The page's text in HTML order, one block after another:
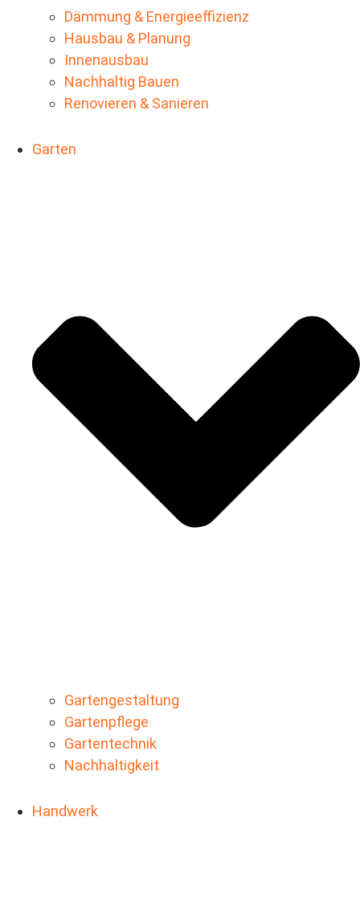
Dämmung & Energieeffizienz
Hausbau & Planung
Innenausbau
Nachhaltig Bauen
Renovieren & Sanieren
Garten
Gartengestaltung
Gartenpflege
Gartentechnik
Nachhaltigkeit
Handwerk